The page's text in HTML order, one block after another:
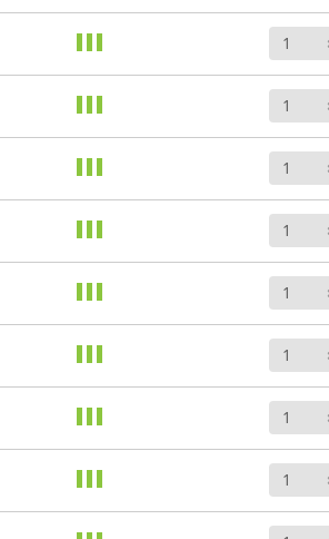
Anzahl
Anzahl
Anzahl
Anzahl
Anzahl
Anzahl
Anzahl
Anzahl